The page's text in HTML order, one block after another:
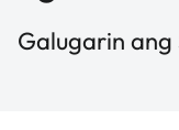
Galugarin ang